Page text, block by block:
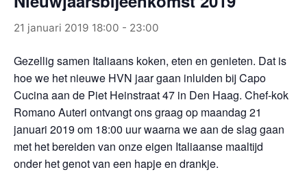
21 januari 2019 18:00 - 23:00
Gezellig samen Italiaans koken, eten en genieten. Dat is
hoe we het nieuwe HVN jaar gaan inluiden bij Capo
Cucina aan de Piet Heinstraat 47 in Den Haag. Chef-kok
Romano Auteri ontvangt ons graag op maandag 21
januari 2019 om 18:00 uur waarna we aan de slag gaan
met het bereiden van onze eigen Italiaanse maaltijd
onder het genot van een hapje en drankje.